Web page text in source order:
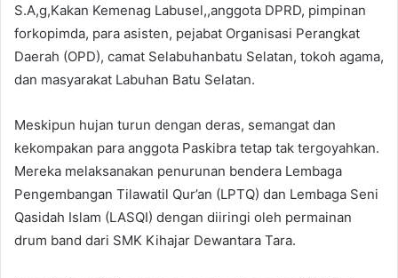
S.A,g,Kakan Kemenag Labusel,,anggota DPRD, pimpinan
forkopimda, para asisten, pejabat Organisasi Perangkat
Daerah (OPD), camat Selabuhanbatu Selatan, tokoh agama,
dan masyarakat Labuhan Batu Selatan.
Meskipun hujan turun dengan deras, semangat dan
kekompakan para anggota Paskibra tetap tak tergoyahkan.
Mereka melaksanakan penurunan bendera Lembaga
Pengembangan Tilawatil Qur’an (LPTQ) dan Lembaga Seni
Qasidah Islam (LASQI) dengan diiringi oleh permainan
drum band dari SMK Kihajar Dewantara Tara.